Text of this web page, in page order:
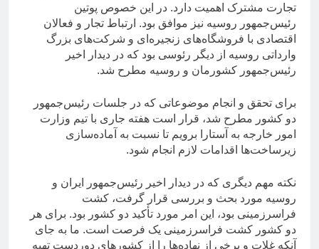
تجارت مشترک اهمیت دارد. در این خصوص پوتین
رئیس‌جمهور روسیه نیز موافق بود. ارتباط تجار و فعالان
اقتصادی با فروشگاه‌های زنجیره‌ای و شرکت‌های بزرگ
وارداتی روسیه از دیگر رئوسی بود که در دیدار اخیر
رئیس‌جمهور کشورمان و روسیه مطرح شد.
برای تحقق و انجام موضوعاتی که در جلسات رئیس‌جمهور
دو کشور مطرح شد، قرار است هفته جاری با تیم وزارت
امور خارجه به آستارا برویم تا نسبت به آماده‌سازی
زیرساخت‌ها اقدامات لازم انجام شود.
نکته مهم دیگری که در دیدار اخیر رئیس‌جمهور ایران و
روسیه مورد بحث و بررسی قرار گرفت، کشت
فراسرزمینی بود، این امر مورد تأکید دو کشور بود. برای هر
دو کشور کشت فراسرزمینی یک فرصت است. ما به جای
آنکه غلات و برخی از نهاده‌ها را از کشورهای دوردست تهیه